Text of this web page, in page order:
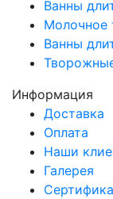
Ванны
Молочное
Ванны
Информация
Доставка
Оплата
Наши
Галерея